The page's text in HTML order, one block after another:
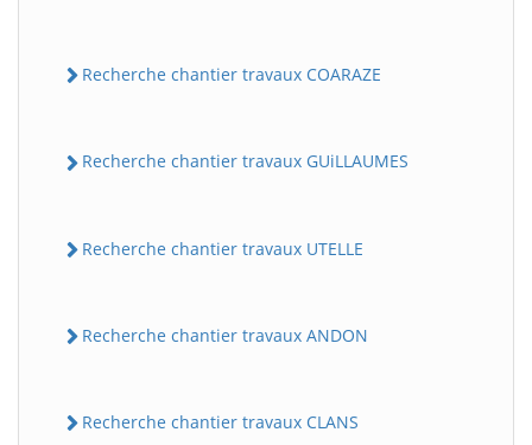
Recherche chantier travaux COARAZE
Recherche chantier travaux GUiLLAUMES
Recherche chantier travaux UTELLE
Recherche chantier travaux ANDON
Recherche chantier travaux CLANS